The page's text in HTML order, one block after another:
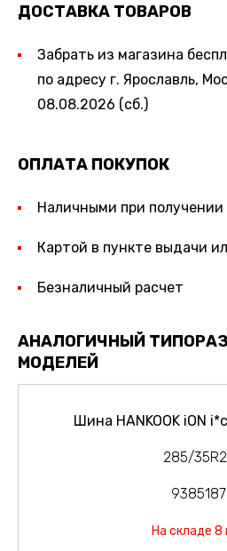
ДОСТАВКА ТОВАРОВ
Забрать из магазина
по адресу г. Ярославль,
08.08.2026 (сб.)
ОПЛАТА ПОКУПОК
Наличными при получении
Картой в пункте выдачи
Безналичный расчет
АНАЛОГИЧНЫЙ
МОДЕЛЕЙ
Шина HANKOOK iON
285/
9385187
На складе 8